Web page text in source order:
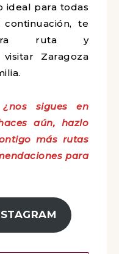
ideal para todas
te
ruta y
Zaragoza
sigues en
aún, hazlo
más rutas
para